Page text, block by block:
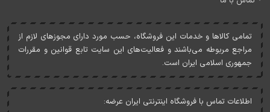
تمامی کالاها و خدمات اين فروشگاه، حسب مورد دارای مجوزهای لازم از
مراجع مربوطه می‌باشند و فعاليت‌های اين سايت تابع قوانين و مقررات
جمهوری اسلامی ايران است.
اطلاعات تماس با فروشگاه اینترنتی ایران عرضه: